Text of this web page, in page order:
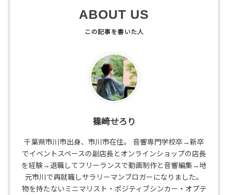
ABOUT US
篠崎せろり
千葉県市川市出身、市川市在住。 音響専門学校卒→新卒
でイベントスペースの副店長とオンラインショップの店長
を経験→退職してフリーランスで動画制作と音響編集→地
元市川で再就職しサラリーマンブロガーになりました。
物を持たないミニマリスト・ポジティブシンカー・オプテ